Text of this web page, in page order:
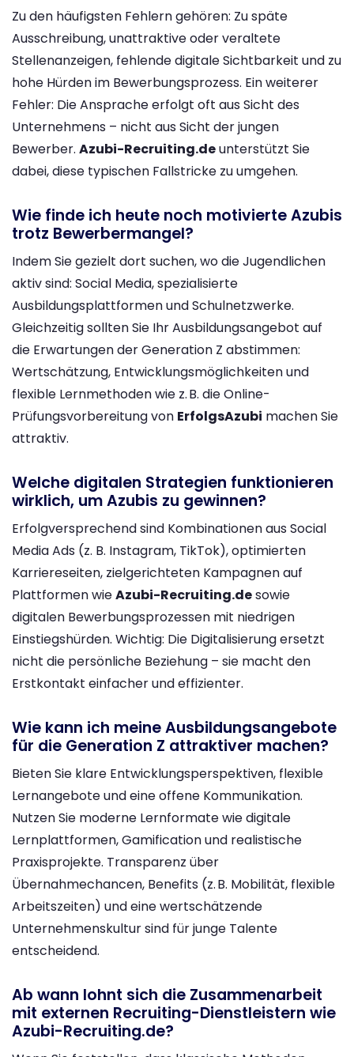
Zu den häufigsten Fehlern gehören: Zu späte
Ausschreibung, unattraktive oder veraltete
Stellenanzeigen, fehlende digitale Sichtbarkeit und zu
hohe Hürden im Bewerbungsprozess. Ein weiterer
Fehler: Die Ansprache erfolgt oft aus Sicht des
Unternehmens – nicht aus Sicht der jungen
Bewerber. Azubi-Recruiting.deunterstützt Sie
dabei, diese typischen Fallstricke zu umgehen.
Wie finde ich heute noch motivierte Azubis
trotz Bewerbermangel?
Indem Sie gezielt dort suchen, wo die Jugendlichen
aktiv sind: Social Media, spezialisierte
Ausbildungsplattformen und Schulnetzwerke.
Gleichzeitig sollten Sie Ihr Ausbildungsangebot auf
die Erwartungen der Generation Z abstimmen:
Wertschätzung, Entwicklungsmöglichkeiten und
flexible Lernmethoden wie z. B. die Online-
Prüfungsvorbereitung von ErfolgsAzubi machen Sie
attraktiv.
Welche digitalen Strategien funktionieren
wirklich, um Azubis zu gewinnen?
Erfolgversprechend sind Kombinationen aus Social
Media Ads (z. B. Instagram, TikTok), optimierten
Karriereseiten, zielgerichteten Kampagnen auf
Plattformen wieAzubi-Recruiting.desowie
digitalen Bewerbungsprozessen mit niedrigen
Einstiegshürden. Wichtig: Die Digitalisierung ersetzt
nicht die persönliche Beziehung – sie macht den
Erstkontakt einfacher und effizienter.
Wie kann ich meine Ausbildungsangebote
für die Generation Z attraktiver machen?
Bieten Sie klare Entwicklungsperspektiven, flexible
Lernangebote und eine offene Kommunikation.
Nutzen Sie moderne Lernformate wie digitale
Lernplattformen, Gamification und realistische
Praxisprojekte. Transparenz über
Übernahmechancen, Benefits (z. B. Mobilität, flexible
Arbeitszeiten) und eine wertschätzende
Unternehmenskultur sind für junge Talente
entscheidend.
Ab wann lohnt sich die Zusammenarbeit
mit externen Recruiting-Dienstleistern wie
Azubi-Recruiting.de?